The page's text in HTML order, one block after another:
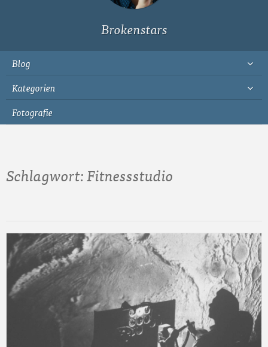
Brokenstars
Blog
Kategorien
Fotografie
Schlagwort:Fitnessstudio